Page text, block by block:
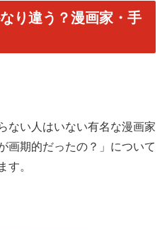
り違う？漫画家・手
ない人はいない有名な漫画家
画期的だったの？」について
す。